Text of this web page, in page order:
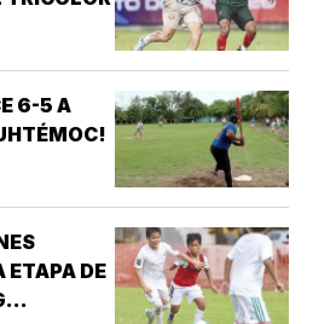
6-5 A
ETAPA DE